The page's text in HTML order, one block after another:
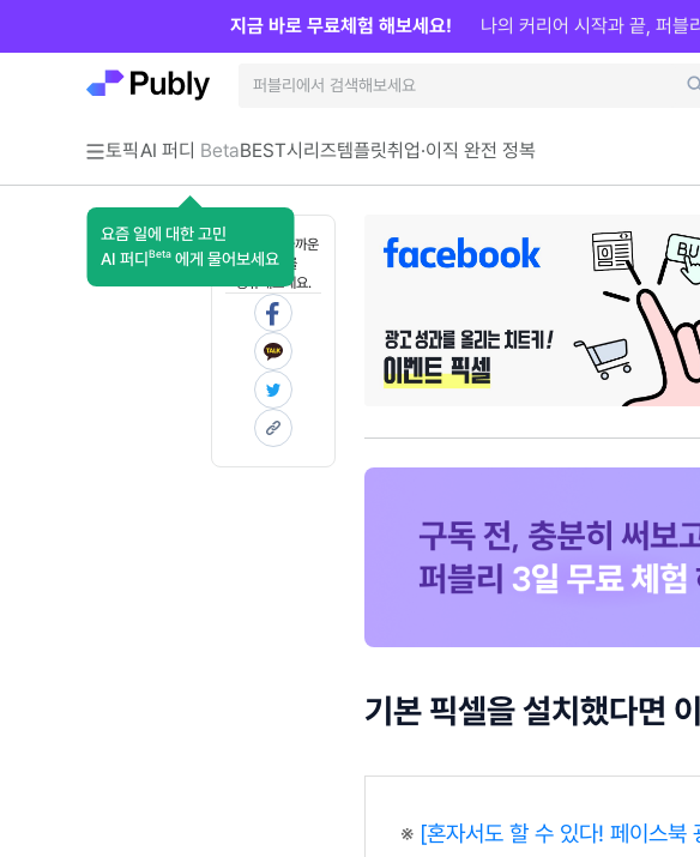
토픽AI 퍼디 Beta
요즘 일에 대한 고민
AI 퍼디 Beta 에게 물어보세요
BEST시리즈템플릿취업·이직 완전 정복
지금 바로 무료체험 해보세요! 나의 커리어 시작과 끝, 퍼블
혼자 보기 아까운
콘텐츠를
공유해보세요.
기본 픽셀을 설치했다면
※ [혼자서도 할 수 있다! 페이스북